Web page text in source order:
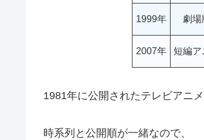
1999年 劇場
2007年 短編ア
1981年に公開されたテレビアニ
時系列と公開順が一緒なので、